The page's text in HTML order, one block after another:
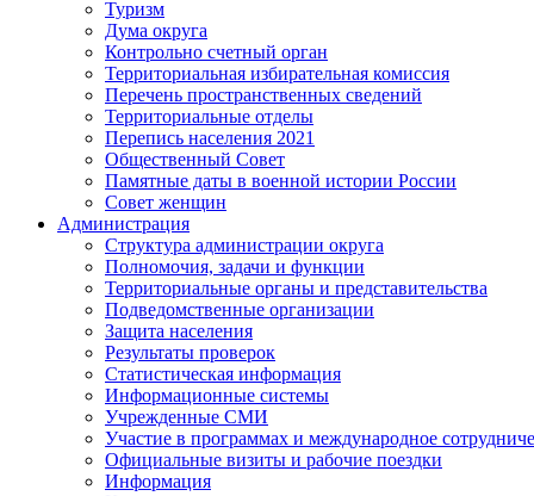
Туризм
Дума округа
Контрольно счетный орган
Территориальная избирательная комиссия
Перечень пространственных сведений
Территориальные отделы
Перепись населения 2021
Общественный Совет
Памятные даты в военной истории России
Совет женщин
Администрация
Структура администрации округа
Полномочия, задачи и функции
Территориальные органы и представительства
Подведомственные организации
Защита населения
Результаты проверок
Статистическая информация
Информационные системы
Учрежденные СМИ
Участие в программах и международное
Официальные визиты и рабочие поездки
Информация